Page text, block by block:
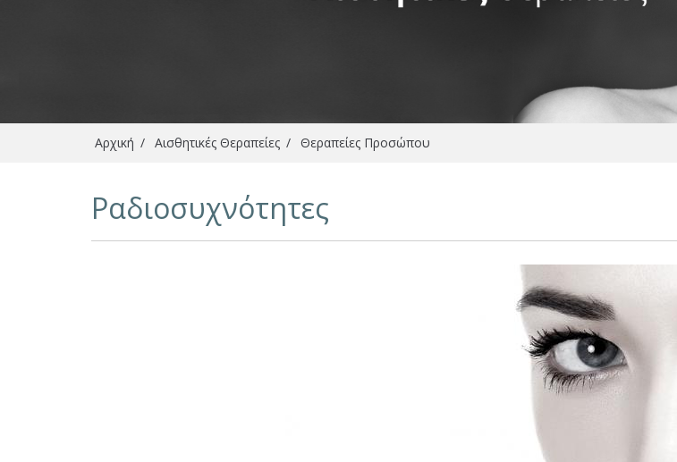
Αρχική / Αισθητικές Θεραπείες / Θεραπείες Προσώπου
Ραδιοσυχνότητες